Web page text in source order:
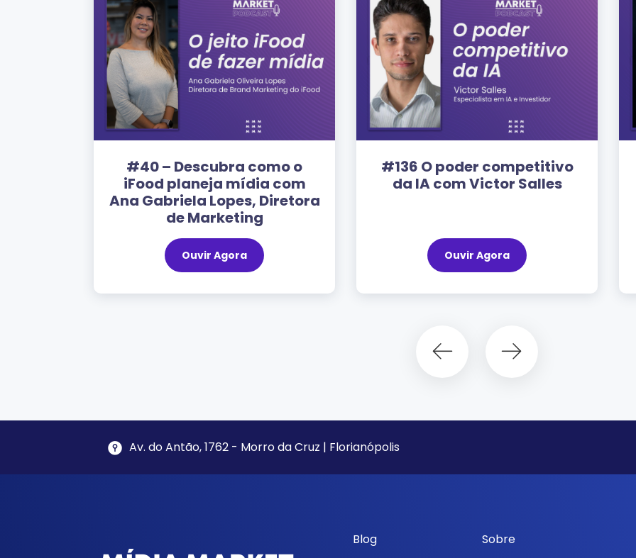
#40 – Descubra como o
iFood planeja mídia com
Ana Gabriela Lopes, Diretora
de Marketing
Ouvir Agora
#136 O poder competitivo
da IA com Victor Salles
Ouvir Agora
Av. do Antão, 1762 - Morro da Cruz | Florianópolis
Blog
Sobre